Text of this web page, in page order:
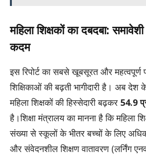
महिला शिक्षकों का दबदबा:
कदम
इस रिपोर्ट का सबसे खूबसूरत और महत्वपूर्ण
शिक्षिकाओं की बढ़ती भागीदारी है। अब देश
महिला शिक्षकों की हिस्सेदारी बढ़कर 54.9
है।शिक्षा मंत्रालय का मानना है कि महिला
संख्या से स्कूलों के भीतर बच्चों के लिए
और संवेदनशील शिक्षण वातावरण (लर्निंग